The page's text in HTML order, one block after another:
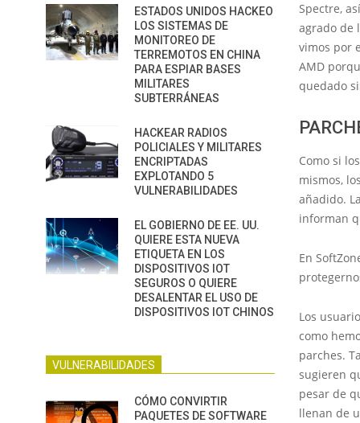
Spectre,
agrado de
vimos por
AMD
quedado
Como si
mismos,
añadido.
informan
En
Los
como
parches.
sugieren
pesar de
llenan de
ESTADOS UNIDOS HACKEO
LOS SISTEMAS DE
MONITOREO DE
TERREMOTOS EN CHINA
PARA ESPIAR BASES
MILITARES
SUBTERRÁNEAS
HACKEAR RADIOS
POLICIALES Y MILITARES
ENCRIPTADAS
EXPLOTANDO 5
VULNERABILIDADES
EL GOBIERNO DE EE. UU.
QUIERE ESTA NUEVA
ETIQUETA EN LOS
DISPOSITIVOS IOT
SEGUROS O QUIERE
DESALENTAR EL USO DE
DISPOSITIVOS IOT CHINOS
VULNERABILIDADES
CÓMO CONVIRTIR
PAQUETES DE SOFTWARE